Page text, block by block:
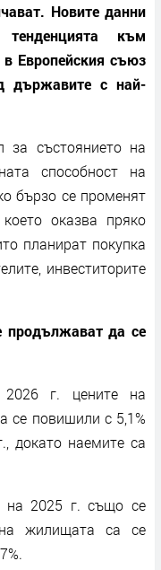
Новите данни
към
Европейския съюз
държавите с най-
за състоянието на
способност на
бързо се променят
оказва пряко
планират покупка
инвеститорите
продължават да се
2026 г. цените на
се повишили с 5,1%
докато наемите са
на 2025 г. също се
жилищата са се